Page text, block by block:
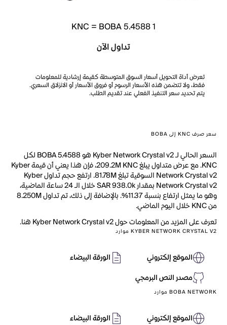
1
KNC = BOBA 5.4588
تداول الآن
تعرض أداة التحويل أسعار السوق المتوسطة كقيمة إرشادية للمعلومات
فقط، ولا تتضمن هذه الأسعار الرسوم أو فروق الأسعار أو الانزلاق السعري.
يتم تحديد سعر التنفيذ الفعلي عند تقديم الطلب.
سعر صرف KNC إلى BOBA
السعر الحالي لـ Kyber Network Crystal v2 هو BOBA 5.4588 لكل
KNC. مع عرض متداول يبلغ 209.2M KNC، فإن هذا يعني أن قيمة Kyber
Network Crystal v2 السوقية تبلغ 81.78M. ارتفع حجم تداول Kyber
Network Crystal v2 بمقدار SAR 938.0k خلال الـ 24 ساعة الماضية،
وهو ما يمثل ارتفاع بنسبة 11.37%. بالإضافة إلى ذلك، تم تداول 8.250M
من KNC خلال اليوم الماضي.
تعرف على المزيد من المعلومات حول Kyber Network Crystal v2 هنا.
KYBER NETWORK CRYSTAL V2 موارد
الموقع إلكتروني
الورقة البيضاء
مصدر النص البرمجي
BOBA NETWORK موارد
الموقع إلكتروني
الورقة البيضاء